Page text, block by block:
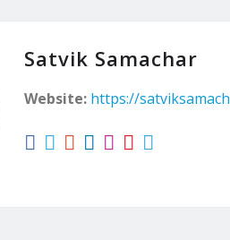
Satvik Samachar
Website: https://